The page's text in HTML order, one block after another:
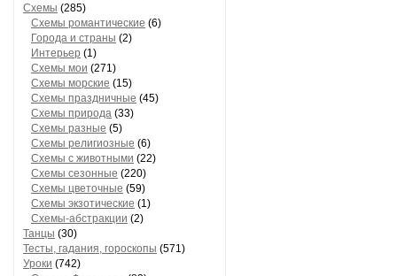
Схемы (285)
Схемы романтические (6)
Города и страны (2)
Интерьер (1)
Схемы мои (271)
Схемы морские (15)
Схемы праздничные (45)
Схемы природа (33)
Схемы разные (5)
Схемы религиозные (6)
Схемы с животными (22)
Схемы сезонные (220)
Схемы цветочные (59)
Схемы экзотические (1)
Схемы-абстракции (2)
Танцы (30)
Тесты, гадания, гороскопы (571)
Уроки (742)